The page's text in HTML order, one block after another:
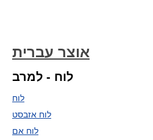
אוצר עברית
לוח - למרב
לוח
לוח אזבסט
לוח אם